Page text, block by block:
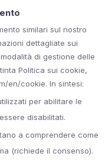
similari sul nostro
dettagliate sui
di gestione delle
Politica sui cookie,
en/cookie. In sintesi:
per abilitare le
disabilitati.
a comprendere come
(richiede il consenso).